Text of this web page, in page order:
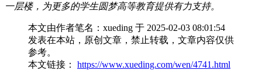
一层楼，为更多的学生圆梦高等教育提供有力支持。
本文由作者笔名：xueding 于 2025-02-03 08:01:54
发表在本站，原创文章，禁止转载，文章内容仅供
参考。
本文链接： https://www.xueding.com/wen/4741.html